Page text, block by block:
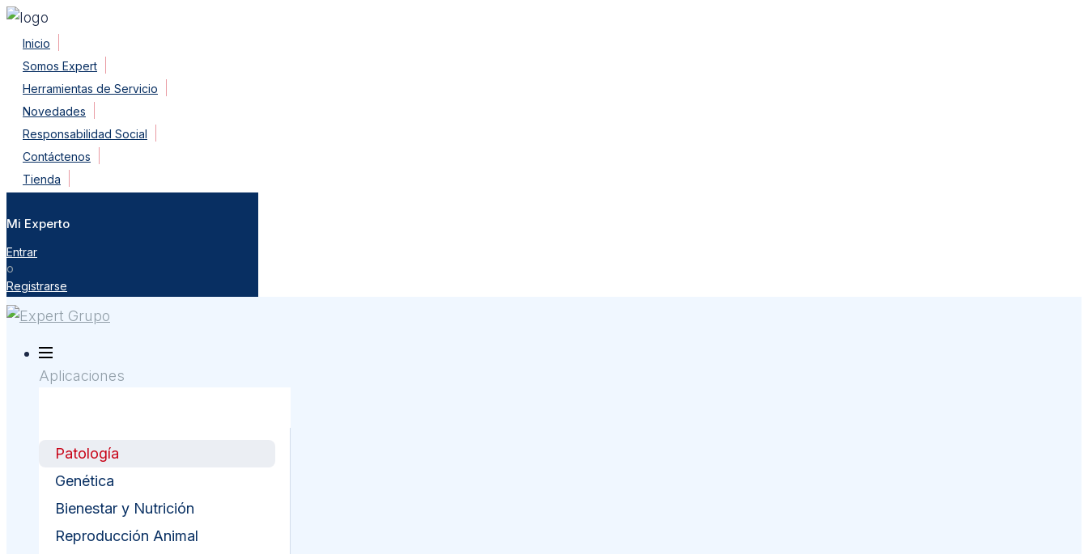
Skip
content
Inicio
Somos Expert
Herramientas de Servicio
Novedades
Responsabilidad Social
Contáctenos
Tienda
Mi Experto
Entrar
o
Registrarse
Aplicaciones
Patología
Genética
Bienestar y Nutrición
Reproducción Animal